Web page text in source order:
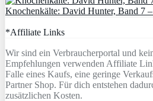
Knochenkälte: David Hunter, Band 7
*Affiliate Links
Wir sind ein Verbraucherportal und
Empfehlungen verwenden Affiliate
Falle eines Kaufs, eine geringe
Partner Shop. Für dich entstehen
zusätzlichen Kosten.